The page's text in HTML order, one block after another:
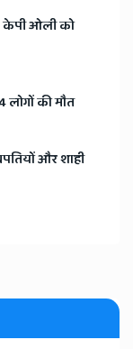
केपी ओली को
की मौत
और शाही